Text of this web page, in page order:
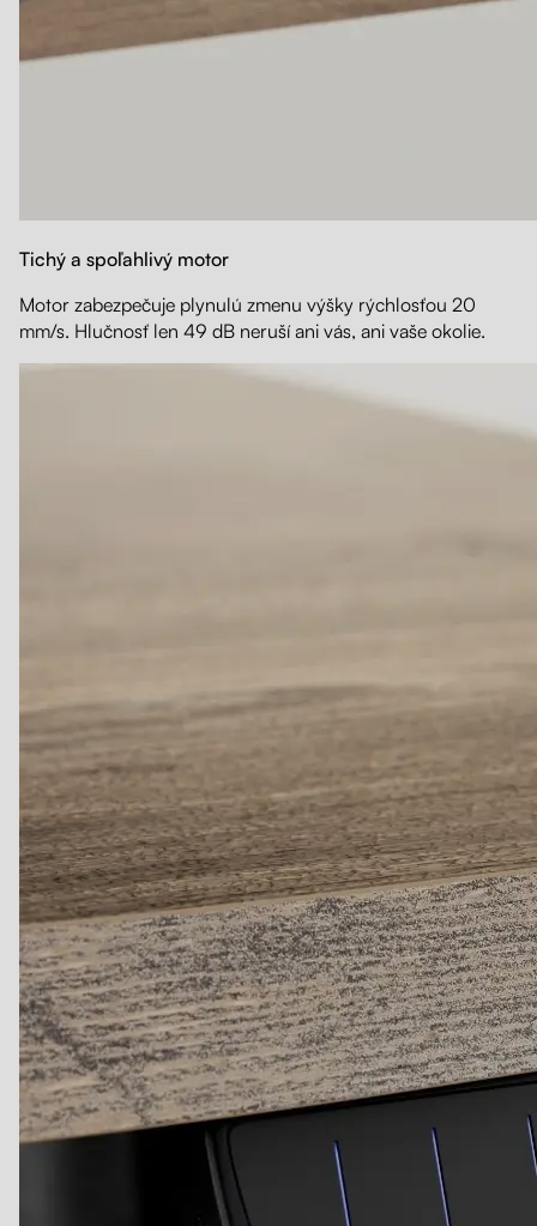
Tichý a spoľahlivý motor
Motor zabezpečuje plynulú zmenu výšky rýchlosťou 20
mm/s. Hlučnosť len 49 dB neruší ani vás, ani vaše okolie.